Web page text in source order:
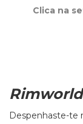
Clica na
Rimworld
Despenhaste-te